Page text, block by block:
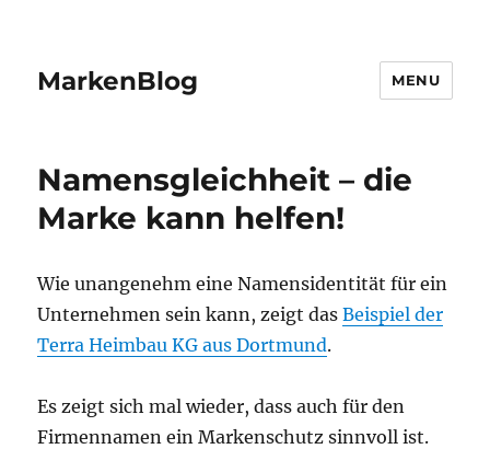
MarkenBlog MENU
Namensgleichheit – die
Marke kann helfen!
Wie unangenehm eine Namensidentität für ein
Unternehmen sein kann, zeigt dasBeispiel der
Terra Heimbau KG aus Dortmund.
Es zeigt sich mal wieder, dass auch für den
Firmennamen ein Markenschutz sinnvoll ist.